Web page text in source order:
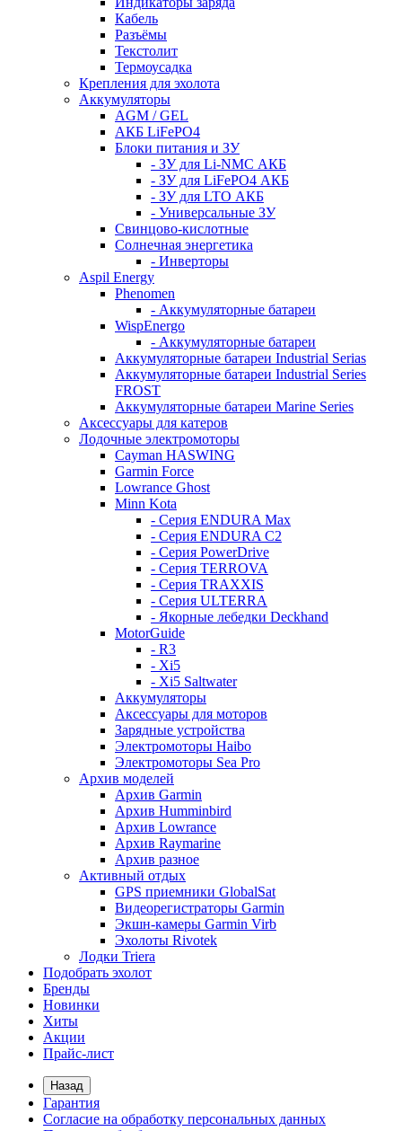
Кабель
Разъёмы
Текстолит
Термоусадка
Крепления для эхолота
Аккумуляторы
AGM / GEL
АКБ LiFePO4
Блоки питания и ЗУ
- ЗУ для Li-NMC АКБ
- ЗУ для LiFePO4 АКБ
- ЗУ для LTO АКБ
- Универсальные ЗУ
Свинцово-кислотные
Солнечная энергетика
- Инверторы
Aspil Energy
Phenomen
- Аккумуляторные батареи
WispEnergo
- Аккумуляторные батареи
Аккумуляторные батареи Industrial Serias
Аккумуляторные батареи Industrial Series
FROST
Аккумуляторные батареи Marine Series
Аксессуары для катеров
Лодочные электромоторы
Cayman HASWING
Garmin Force
Lowrance Ghost
Minn Kota
- Серия ENDURA Max
- Серия ENDURA C2
- Серия PowerDrive
- Серия TERROVA
- Серия TRAXXIS
- Серия ULTERRA
- Якорные лебедки Deckhand
MotorGuide
- R3
- Xi5
- Xi5 Saltwater
Аккумуляторы
Аксессуары для моторов
Зарядные устройства
Электромоторы Haibo
Электромоторы Sea Pro
Архив моделей
Архив Garmin
Архив Humminbird
Архив Lowrance
Архив Raymarine
Архив разное
Активный отдых
GPS приемники GlobalSat
Видеорегистраторы Garmin
Экшн-камеры Garmin Virb
Эхолоты Rivotek
Лодки Triera
Подобрать эхолот
Бренды
Новинки
Хиты
Акции
Прайс-лист
Назад
Гарантия
Согласие на обработку персональных данных